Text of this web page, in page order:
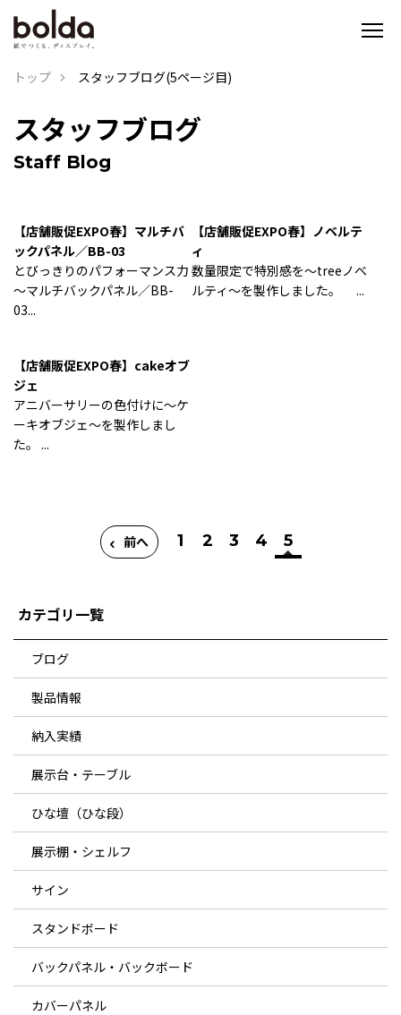
トップ スタッフブログ(5ページ目)
スタッフブログ
Staff Blog
【店舗販促EXPO春】マルチバ
ックパネル／BB-03
とびっきりのパフォーマンス力
～マルチバックパネル／BB-
03...
【店舗販促EXPO春】ノベルテ
ィ
数量限定で特別感を～treeノベ
ルティ～を製作しました。 ...
【店舗販促EXPO春】cakeオブ
ジェ
アニバーサリーの色付けに～ケ
ーキオブジェ～を製作しまし
た。 ...
前へ 1 2 3 4 5
カテゴリ一覧
ブログ
製品情報
納入実績
展示台・テーブル
ひな壇（ひな段）
展示棚・シェルフ
サイン
スタンドボード
バックパネル・バックボード
カバーパネル